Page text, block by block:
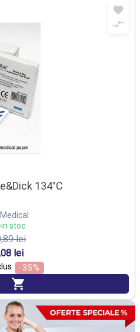
134°C
in stoc
lei
lei
-35%